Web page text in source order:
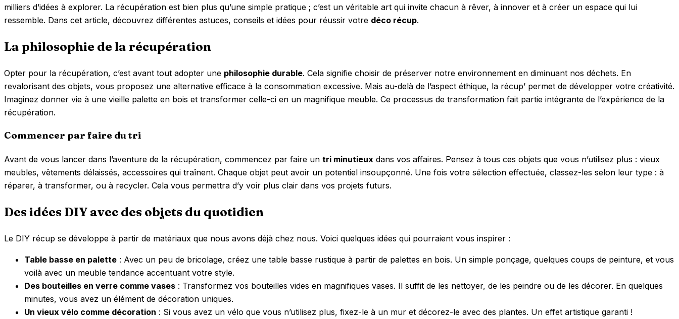
milliers d’idées à explorer. La récupération est bien plus qu’une simple pratique ; c’est un véritable art qui invite chacun à rêver, à innover et à créer un espace qui lui
ressemble. Dans cet article, découvrez différentes astuces, conseils et idées pour réussir votre déco récup.
La philosophie de la récupération
Opter pour la récupération, c’est avant tout adopter une philosophie durable. Cela signifie choisir de préserver notre environnement en diminuant nos déchets. En
revalorisant des objets, vous proposez une alternative efficace à la consommation excessive. Mais au-delà de l’aspect éthique, la récup’ permet de développer votre créativité.
Imaginez donner vie à une vieille palette en bois et transformer celle-ci en un magnifique meuble. Ce processus de transformation fait partie intégrante de l’expérience de la
récupération.
Commencer par faire du tri
Avant de vous lancer dans l’aventure de la récupération, commencez par faire un tri minutieux dans vos affaires. Pensez à tous ces objets que vous n’utilisez plus : vieux
meubles, vêtements délaissés, accessoires qui traînent. Chaque objet peut avoir un potentiel insoupçonné. Une fois votre sélection effectuée, classez-les selon leur type : à
réparer, à transformer, ou à recycler. Cela vous permettra d’y voir plus clair dans vos projets futurs.
Des idées DIY avec des objets du quotidien
Le DIY récup se développe à partir de matériaux que nous avons déjà chez nous. Voici quelques idées qui pourraient vous inspirer :
Table basse en palette : Avec un peu de bricolage, créez une table basse rustique à partir de palettes en bois. Un simple ponçage, quelques coups de peinture, et vous
voilà avec un meuble tendance accentuant votre style.
Des bouteilles en verre comme vases : Transformez vos bouteilles vides en magnifiques vases. Il suffit de les nettoyer, de les peindre ou de les décorer. En quelques
minutes, vous avez un élément de décoration uniques.
Un vieux vélo comme décoration : Si vous avez un vélo que vous n’utilisez plus, fixez-le à un mur et décorez-le avec des plantes. Un effet artistique garanti !